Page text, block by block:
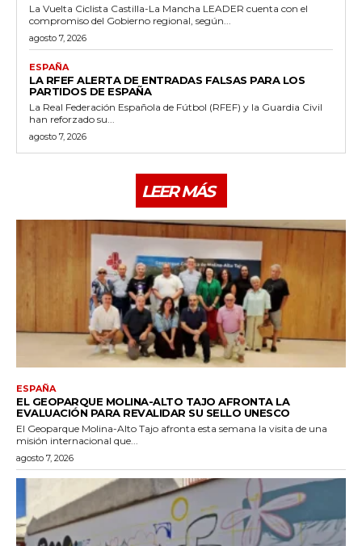
La Vuelta Ciclista Castilla-La Mancha LEADER cuenta con el
compromiso del Gobierno regional, según...
agosto 7, 2026
ESPAÑA
LA RFEF ALERTA DE ENTRADAS FALSAS PARA LOS
PARTIDOS DE ESPAÑA
La Real Federación Española de Fútbol (RFEF) y la Guardia Civil
han reforzado su...
agosto 7, 2026
LEER MÁS
ESPAÑA
EL GEOPARQUE MOLINA-ALTO TAJO AFRONTA LA
EVALUACIÓN PARA REVALIDAR SU SELLO UNESCO
El Geoparque Molina-Alto Tajo afronta esta semana la visita de una
misión internacional que...
agosto 7, 2026